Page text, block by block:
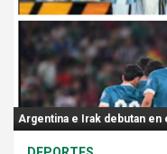
n
t
:
Argentina e Irak debutan en